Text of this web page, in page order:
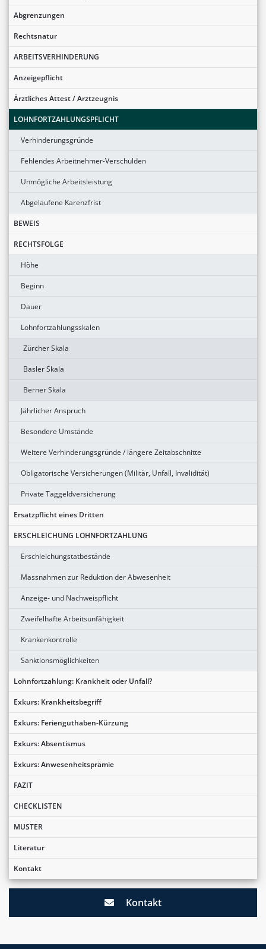
Abgrenzungen
Rechtsnatur
ARBEITSVERHINDERUNG
Anzeigepflicht
Ärztliches Attest / Arztzeugnis
LOHNFORTZAHLUNGSPFLICHT
Verhinderungsgründe
Fehlendes Arbeitnehmer-Verschulden
Unmögliche Arbeitsleistung
Abgelaufene Karenzfrist
BEWEIS
RECHTSFOLGE
Höhe
Beginn
Dauer
Lohnfortzahlungsskalen
Zürcher Skala
Basler Skala
Berner Skala
Jährlicher Anspruch
Besondere Umstände
Weitere Verhinderungsgründe / längere Zeitabschnitte
Obligatorische Versicherungen (Militär, Unfall, Invalidität)
Private Taggeldversicherung
Ersatzpflicht eines Dritten
ERSCHLEICHUNG LOHNFORTZAHLUNG
Erschleichungstatbestände
Massnahmen zur Reduktion der Abwesenheit
Anzeige- und Nachweispflicht
Zweifelhafte Arbeitsunfähigkeit
Krankenkontrolle
Sanktionsmöglichkeiten
Lohnfortzahlung: Krankheit oder Unfall?
Exkurs: Krankheitsbegriff
Exkurs: Ferienguthaben-Kürzung
Exkurs: Absentismus
Exkurs: Anwesenheitsprämie
FAZIT
CHECKLISTEN
MUSTER
Literatur
Kontakt
Kontakt